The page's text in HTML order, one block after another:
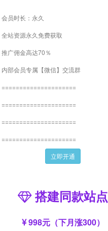
会员时长：永久
全站资源永久免费获取
推广佣金高达70％
内部会员专属【微信】交流群
=====================
=====================
=====================
=====================
立即开通
搭建同款站点
998元（下月涨300）